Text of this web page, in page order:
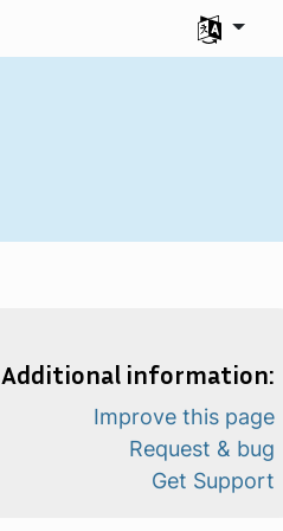
Uw taal
Additional information:
Improve this page
Request & bug
Get Support